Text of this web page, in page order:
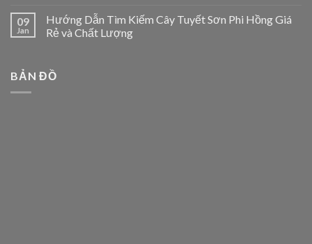
09
Jan
Hướng Dẫn Tìm Kiếm Cây Tuyết Sơn Phi Hồng Giá
Rẻ và Chất Lượng
BẢN ĐỒ